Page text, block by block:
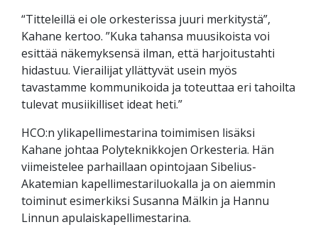
“Titteleillä ei ole orkesterissa juuri merkitystä”,
Kahane kertoo. ”Kuka tahansa muusikoista voi
esittää näkemyksensä ilman, että harjoitustahti
hidastuu. Vierailijat yllättyvät usein myös
tavastamme kommunikoida ja toteuttaa eri tahoilta
tulevat musiikilliset ideat heti.”
HCO:n ylikapellimestarina toimimisen lisäksi
Kahane johtaa Polyteknikkojen Orkesteria. Hän
viimeistelee parhaillaan opintojaan Sibelius-
Akatemian kapellimestariluokalla ja on aiemmin
toiminut esimerkiksi Susanna Mälkin ja Hannu
Linnun apulaiskapellimestarina.